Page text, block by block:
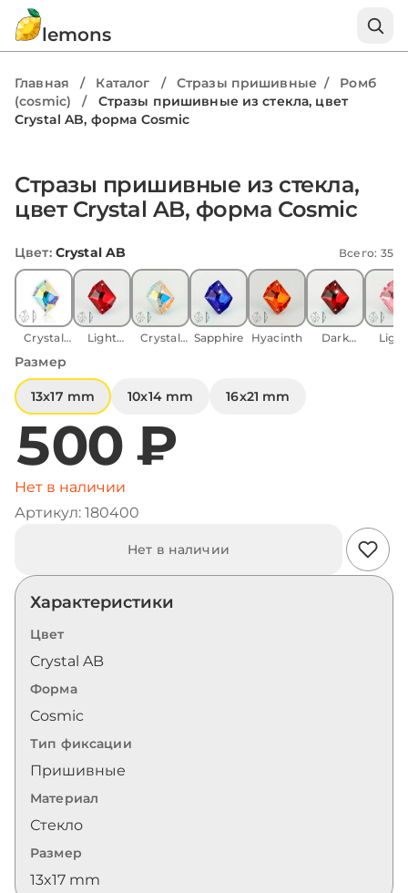
lemons
Главная / Каталог / Стразы пришивные /
Ромб
(cosmic)
/
Стразы пришивные из стекла, цвет
Crystal AB, форма Cosmic
Стразы пришивные из стекла,
цвет Crystal AB, форма Cosmic
Цвет: Crystal AB Всего: 35
Crystal
Light
Crystal
Sapphire Hyacinth
Dark
Light
Размер
13x17 mm 10x14 mm 16x21 mm
500 ₽
Нет в наличии
Артикул: 180400
Нет в наличии
Характеристики
Цвет
Crystal AB
Форма
Cosmic
Тип фиксации
Пришивные
Материал
Стекло
Размер
13x17 mm